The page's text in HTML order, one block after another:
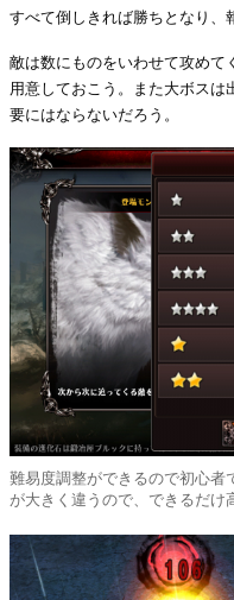
すべて倒しきれば勝ちとなり、
敵は数にものをいわせて攻めて
用意しておこう。また大ボス
要にはならないだろう。
難易度調整ができるので初心者
が大きく違うので、できるだけ